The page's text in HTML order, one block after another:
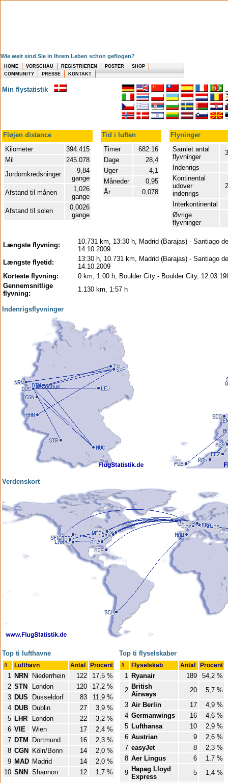
Wie weit sind Sie in Ihrem Leben schon geflogen?
HOME VORSCHAU REGISTRIEREN POSTER
SHOP
COMMUNITY
PRESSE KONTAKT
Min flystatistik
Fløjen distance Tid i luften
Flyninger
Kilometer
394.415
Mil
245.078
Jordomkredsninger
9,84
gange
Afstand til månen
1,026
gange
Afstand til solen
0,0026
gange
Timer
682:16
Dage
28,4
Uger
4,1
Måneder
0,95
År
0,078
Samlet antal
flyvninger
Indenrigs
Kontinental
udover
indenrigs
Interkontinental
Øvrige
flyvninger
Længste flyvning:
10.731 km, 13:30 h, Madrid (Barajas) - Santiago
14.10.2009
Længste flyetid:
13:30 h, 10.731 km, Madrid (Barajas) - Santiago
14.10.2009
Korteste flyvning:
0 km, 1:00 h, Boulder City - Boulder City,
Gennemsnitlige
flyvning:
1.130 km, 1:57 h
Indenrigsflyvninger
Verdenskort
Top ti lufthavne
# Lufthavn Antal Procent
1 NRN Niederrhein 122
17,5 %
2 STN London 120
17,2 %
3 DUS Düsseldorf 83
11,9 %
4 DUB Dublin 27
3,9 %
5 LHR London 22
3,2 %
6 VIE Wien 17
2,4 %
7 DTM Dortmund 16
2,3 %
8 CGN Köln/Bonn 14
2,0 %
9 MAD Madrid 14
2,0 %
10 SNN Shannon 12 1,7 %
Top ti flyselskaber
# Flyselskab Antal Procent
1 Ryanair 189
54,2 %
2 British
Airways
20
5,7 %
3 Air Berlin 17
4,9 %
4 Germanwings 16
4,6 %
5 Lufthansa 10
2,9 %
6 Austrian 9
2,6 %
7 easyJet 8
2,3 %
8 Aer Lingus 6
1,7 %
9 Hapag Lloyd
Express
5 1,4 %